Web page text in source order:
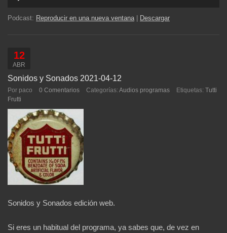
audio
Podcast: Reproducir en una nueva ventana Descargar
12
ABR
Sonidos y Sonados 2021-04-12
Por paco 0 Comentarios Categorías: Audios programas Etiquetas: Tutti
Frutti
Sonidos y Sonados edición web.
Si eres un habitual del programa, ya sabes que, de vez en